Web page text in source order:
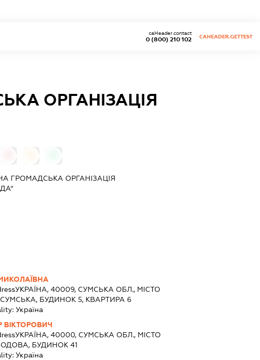
0 (800) 210 102
caHeader.contact
CAHEADER.GETTEST
ОРГАНІЗАЦІЯ
ГРОМАДСЬКА ОРГАНІЗАЦІЯ
УКРАЇНА, 40009, СУМСЬКА ОБЛ., МІСТО
БУДИНОК 5, КВАРТИРА 6
Україна
ВІКТОРОВИЧ
УКРАЇНА, 40000, СУМСЬКА ОБЛ., МІСТО
БУДИНОК 41
Україна